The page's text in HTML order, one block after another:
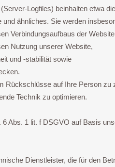
Logfiles) beinhalten etwa
ähnliches. Sie werden
Verbindungsaufbaus der
Nutzung unserer Website,
und -stabilität sowie
Rückschlüsse auf Ihre Person
Technik zu optimieren.
6 Abs. 1 lit. f DSGVO auf Basis
Dienstleister, die für den